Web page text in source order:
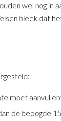
wel nog in
bleek dat
moet aanvullen;
de beoogde